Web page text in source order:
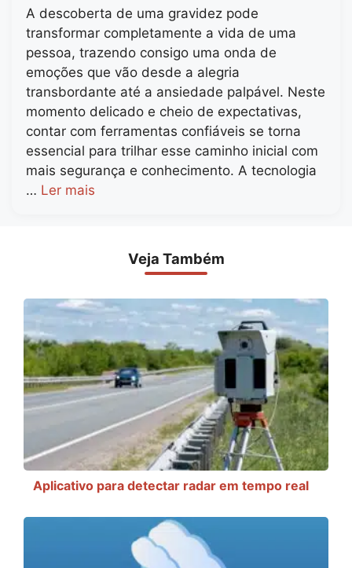
A descoberta de uma gravidez pode
transformar completamente a vida de uma
pessoa, trazendo consigo uma onda de
emoções que vão desde a alegria
transbordante até a ansiedade palpável. Neste
momento delicado e cheio de expectativas,
contar com ferramentas confiáveis se torna
essencial para trilhar esse caminho inicial com
mais segurança e conhecimento. A tecnologia
… Ler mais
Veja Também
Aplicativo para detectar radar em tempo real